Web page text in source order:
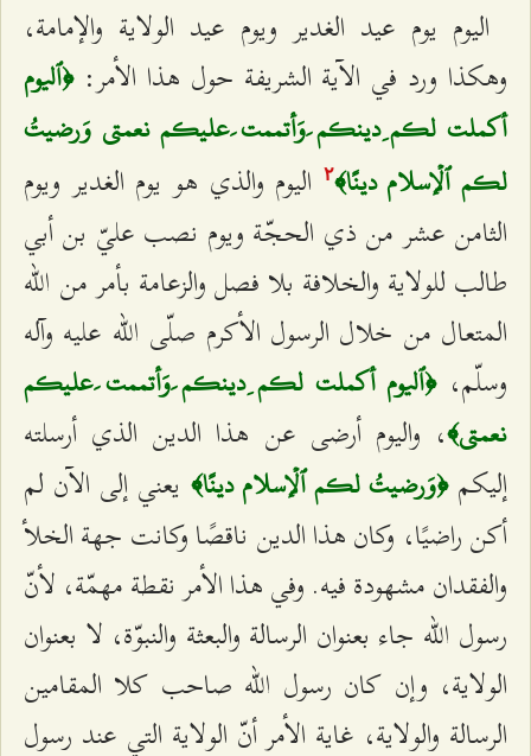
اليوم يوم عيد الغدير ويوم عيد الولاية والإمامة،
وهكذا ورد في الآية الشريفة حول هذا الأمر:﴿ٱليوم
أكملت لكم ِدينكم َوَأتممت َعليكم نعمتي وَرضيتُ
لكم ٱلۡإسلام دينًا﴾٢
اليوم والذي هو يوم الغدير ويوم
الثامن عشر من ذي الحجّة ويوم نصب عليّ بن أبي
طالب للولاية والخلافة بلا فصل والزعامة بأمر من الله
المتعال من خلال الرسول الأكرم صلّى الله عليه وآله
وسلّم،﴿ٱليوم أكملت لكم ِدينكم َوَأتممت َعليكم
نعمتي﴾، واليوم أرضى عن هذا الدين الذي أرسلته
إليكم﴿وَرضيتُ لكم ٱلۡإسلام دينًا﴾ يعني إلى الآن لم
أكن راضيًا، وكان هذا الدين ناقصًا وكانت جهة الخلأ
والفقدان مشهودة فيه. وفي هذا الأمر نقطة مهمّة، لأنّ
رسول الله جاء بعنوان الرسالة والبعثة والنبوّة، لا بعنوان
الولاية، وإن كان رسول الله صاحب كلا المقامين
الرسالة والولاية، غاية الأمر أنّ الولاية التي عند رسول